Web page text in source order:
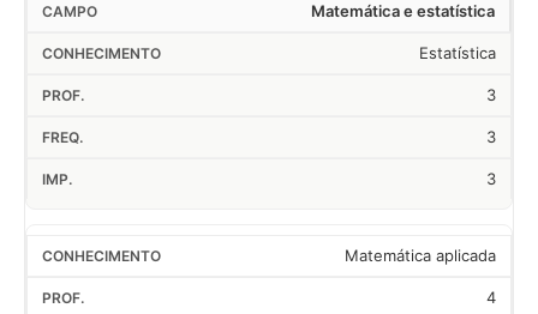
Matemática e estatística
Estatística
3
3
3
Matemática aplicada
4